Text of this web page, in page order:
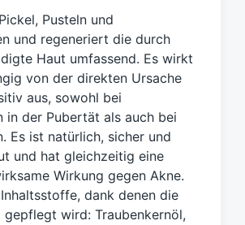
Pusteln und
und regeneriert die durch
Haut umfassend. Es wirkt
von der direkten Ursache
aus, sowohl bei
in der Pubertät als auch bei
Es ist natürlich, sicher und
und hat gleichzeitig eine
Wirkung gegen Akne.
dank denen die
wird: Traubenkernöl,